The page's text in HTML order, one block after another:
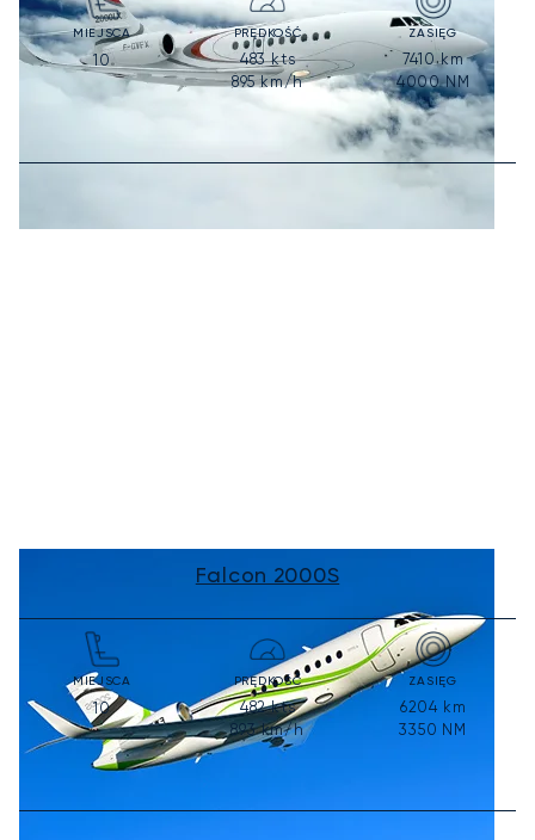
MIEJSCA
10
PRĘDKOŚĆ
483kts
895km/h
ZASIĘG
7410km
4000NM
Falcon 2000S
MIEJSCA
10
PRĘDKOŚĆ
482kts
893km/h
ZASIĘG
6204 km
3350 NM